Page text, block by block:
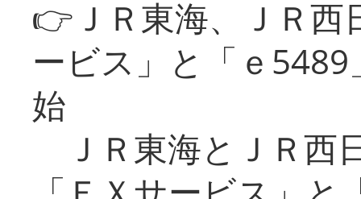
👉ＪＲ東海、ＪＲ
ービス」と「ｅ
始
ＪＲ東海とＪＲ西